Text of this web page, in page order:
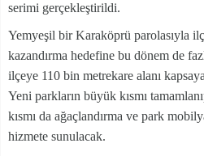
serimi gerçekleştirildi.
Yemyeşil bir Karaköprü parolasıyla
kazandırma hedefine bu dönem de
ilçeye 110 bin metrekare alanı
Yeni parkların büyük kısmı
kısmı da ağaçlandırma ve park
hizmete sunulacak.